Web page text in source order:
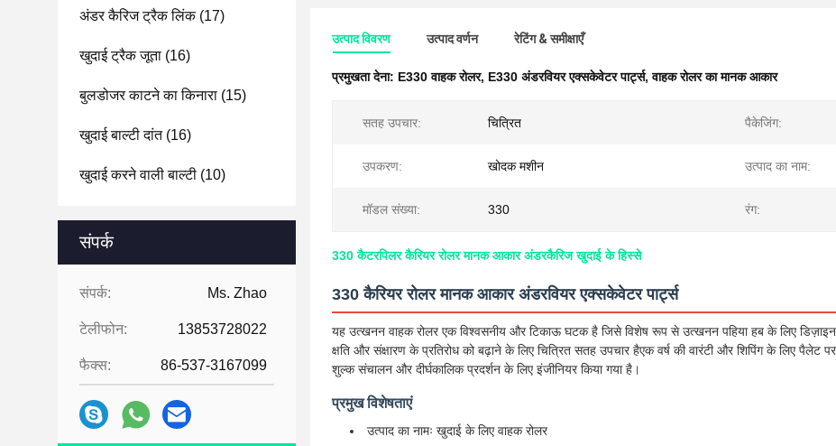
अंडर कैरिज ट्रैक लिंक(17)
खुदाई ट्रैक जूता (16)
बुलडोजर काटने का किनारा (15)
खुदाई बाल्टी दांत(16)
खुदाई करने वाली बाल्टी (10)
संपर्क
संपर्क: Ms. Zhao
टेलीफोन: 13853728022
फैक्स: 86-537-3167099
उत्पाद विवरण उत्पाद वर्णन रेटिंग & समीक्षाएँ
प्रमुखता देना: E330 वाहक रोलर, E330 अंडरवियर एक्सकेवेटर पार्ट्स,वाहक रोलर का मानक आकार
सतह उपचार: चित्रित पैकेजिंग:
उपकरण: खोदक मशीन उत्पाद का नाम:
मॉडल संख्या: 330 रंग:
330 कैटरपिलर कैरियर रोलर मानक आकार अंडरकैरिज खुदाई के हिस्से
330 कैरियर रोलर मानक आकार अंडरवियर एक्सकेवेटर पार्ट्स
यह उत्खनन वाहक रोलर एक विश्वसनीय और टिकाऊ घटक है जिसे विशेष रूप से उत्खनन पहिया हब के लिए
क्षति और संक्षारण के प्रतिरोध को बढ़ाने के लिए चित्रित सतह उपचार हैएक वर्ष की वारंटी और शिपिंग के लिए पैलेट
शुल्क संचालन और दीर्घकालिक प्रदर्शन के लिए इंजीनियर किया गया है।
प्रमुख विशेषताएं
उत्पाद का नामः खुदाई के लिए वाहक रोलर